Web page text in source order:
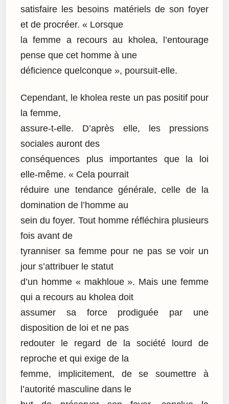
satisfaire les besoins matériels de son foyer
et de procréer. « Lorsque
la femme a recours au kholea, l’entourage
pense que cet homme à une
déficience quelconque », poursuit-elle.
Cependant, le kholea reste un pas positif pour
la femme,
assure-t-elle. D’après elle, les pressions
sociales auront des
conséquences plus importantes que la loi
elle-même. « Cela pourrait
réduire une tendance générale, celle de la
domination de l’homme au
sein du foyer. Tout homme réfléchira plusieurs
fois avant de
tyranniser sa femme pour ne pas se voir un
jour s’attribuer le statut
d’un homme « makhloue ». Mais une femme
qui a recours au kholea doit
assumer sa force prodiguée par une
disposition de loi et ne pas
redouter le regard de la société lourd de
reproche et qui exige de la
femme, implicitement, de se soumettre à
l’autorité masculine dans le